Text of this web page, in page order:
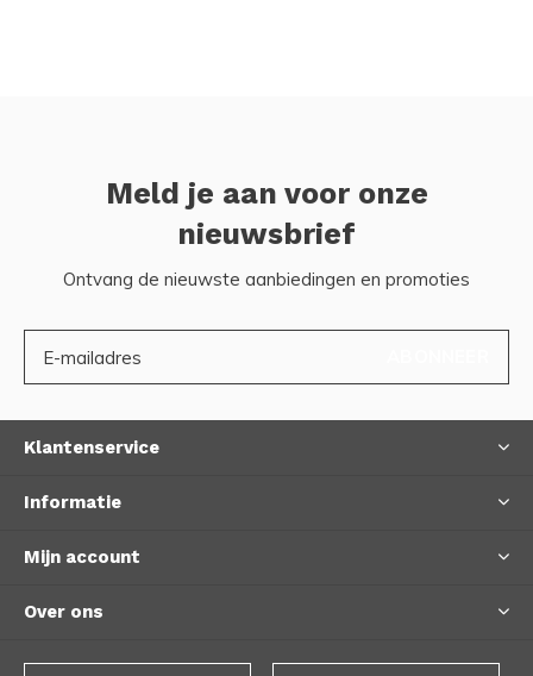
Meld je aan voor onze
nieuwsbrief
Ontvang de nieuwste aanbiedingen en promoties
Klantenservice
Informatie
Mijn account
Over ons